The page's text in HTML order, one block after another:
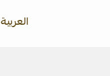
العربية